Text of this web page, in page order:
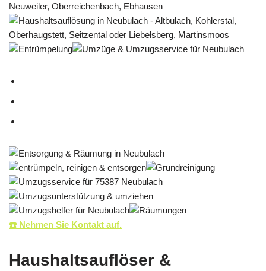
☎️ Nehmen Sie Kontakt auf.
Haushaltsauflöser &